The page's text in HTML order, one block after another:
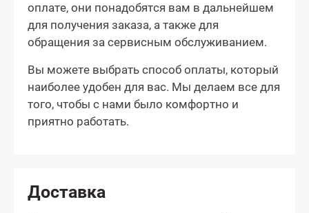
оплате, они понадобятся вам в дальнейшем
для получения заказа, а также для
обращения за сервисным обслуживанием.
Вы можете выбрать способ оплаты, который
наиболее удобен для вас. Мы делаем все для
того, чтобы с нами было комфортно и
приятно работать.
Доставка